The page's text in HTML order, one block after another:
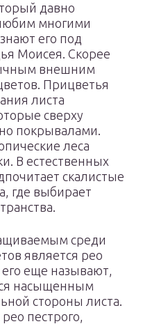
давно
многими
его под
Моисея. Скорее
внешним
Прицветья
листа
сверху
покрывалами.
леса
В естественных
скалистые
где выбирает
среди
является рео
еще называют,
насыщенным
стороны листа.
пестрого,